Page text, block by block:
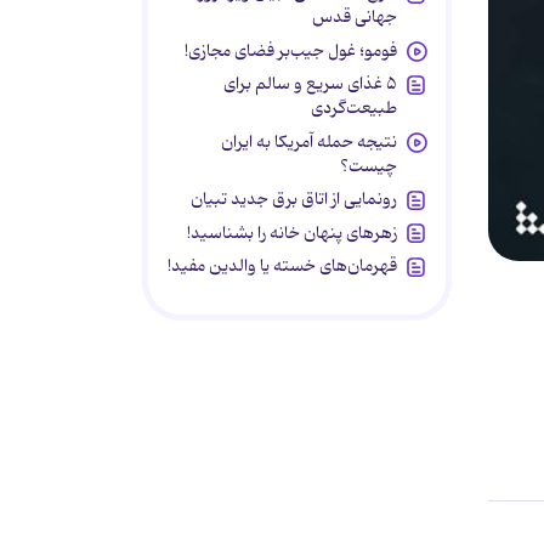
جهانی قدس
فومو؛ غول جیب‌بر فضای مجازی!
۵ غذای سریع و سالم برای
طبیعت‌گردی
نتیجه حمله آمریکا به ایران
چیست؟
رونمایی از اتاق برق جدید تبیان
زهرهای پنهان خانه را بشناسید!
قهرمان‌های خسته یا والدین مفید!